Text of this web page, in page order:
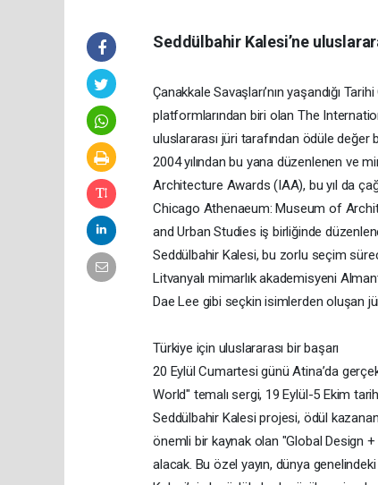
Seddülbahir Kalesi’ne
Çanakkale Savaşları’nın yaşandığı
platformlarından biri olan The
uluslararası jüri tarafından ödüle değer
2004 yılından bu yana düzenlenen ve
Architecture Awards (IAA), bu yıl da
Chicago Athenaeum: Museum of
and Urban Studies iş birliğinde
Seddülbahir Kalesi, bu zorlu seçim
Litvanyalı mimarlık akademisyeni
Dae Lee gibi seçkin isimlerden oluşan
Türkiye için uluslararası bir başarı
20 Eylül Cumartesi günü Atina’da
World" temalı sergi, 19 Eylül-5 Ekim
Seddülbahir Kalesi projesi, ödül
önemli bir kaynak olan "Global Design
alacak. Bu özel yayın, dünya